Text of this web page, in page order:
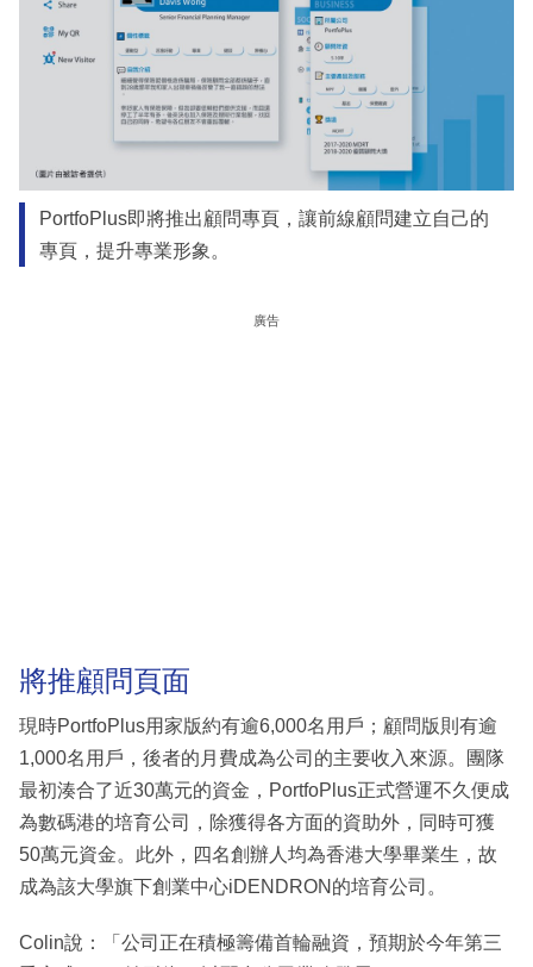
PortfoPlus即將推出顧問專頁，讓前線顧問建立自己的
專頁，提升專業形象。
廣告
將推顧問頁面
現時PortfoPlus用家版約有逾6,000名用戶；顧問版則有逾
1,000名用戶，後者的月費成為公司的主要收入來源。團隊
最初湊合了近30萬元的資金，PortfoPlus正式營運不久便成
為數碼港的培育公司，除獲得各方面的資助外，同時可獲
50萬元資金。此外，四名創辦人均為香港大學畢業生，故
成為該大學旗下創業中心iDENDRON的培育公司。
Colin說：「公司正在積極籌備首輪融資，預期於今年第三